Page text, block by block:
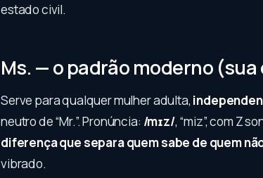
estado civil.
Ms. — o padrão moderno
Serve para qualquer mulher adulta,
neutro de “Mr.”. Pronúncia: /mɪz/, “miz”, com Z
diferença que separa quem sabe de quem
vibrado.